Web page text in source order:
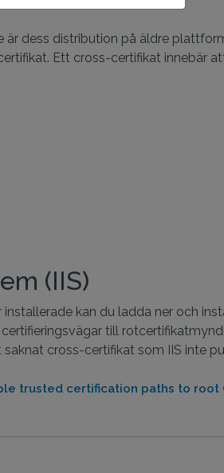
dess distribution på äldre
Ett cross-certifikat innebär
(IIS)
kan du ladda ner och
till
cross-certifikat som IIS inte
trusted certification paths to root